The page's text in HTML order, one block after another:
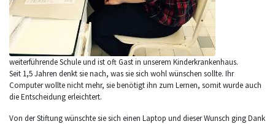
weiterführende Schule und ist oft Gast in unserem Kinderkrankenhaus.
Seit 1,5 Jahren denkt sie nach, was sie sich wohl wünschen sollte. Ihr
Computer wollte nicht mehr, sie benötigt ihn zum Lernen, somit wurde auch
die Entscheidung erleichtert.
Von der Stiftung wünschte sie sich einen Laptop und dieser Wunsch ging Dank